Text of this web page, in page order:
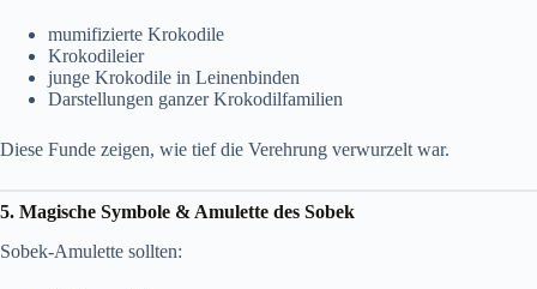
mumifizierte Krokodile
Krokodileier
junge Krokodile in Leinenbinden
Darstellungen ganzer Krokodilfamilien
Diese Funde zeigen, wie tief die Verehrung verwurzelt war.
5. Magische Symbole & Amulette des Sobek
Sobek-Amulette sollten: